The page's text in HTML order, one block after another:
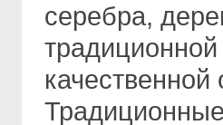
серебра,